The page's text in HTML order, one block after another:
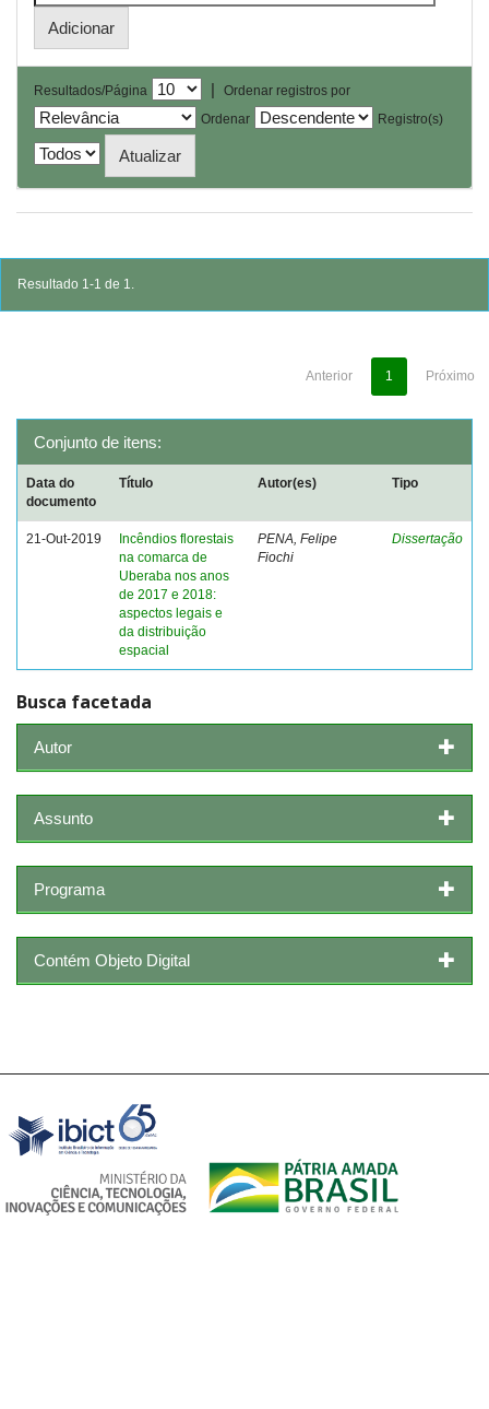
Resultados/Página |
Ordenar registros por
Ordenar
Registro(s)
Resultado 1-1 de 1.
Anterior 1 Próximo
Conjunto de itens:
Data do
documento
Título Autor(es) Tipo
21-Out-2019
Incêndios florestais
na comarca de
Uberaba nos anos
de 2017 e 2018:
aspectos legais e
da distribuição
espacial
PENA, Felipe
Fiochi
Dissertação
Busca facetada
Autor
Assunto
Programa
Contém Objeto Digital